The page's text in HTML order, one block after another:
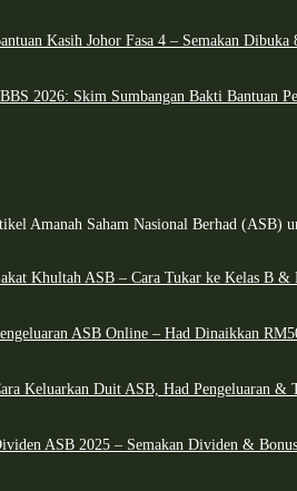
Kasih Johor Fasa 4 – Semakan
2026: Skim Sumbangan Bakti Bantuan
Amanah Saham Nasional Berhad (ASB)
Khultah ASB – Cara Tukar ke Kelas B &
ASB Online – Had Dinaikkan
Keluarkan Duit ASB, Had Pengeluaran &
ASB 2025 – Semakan Dividen &